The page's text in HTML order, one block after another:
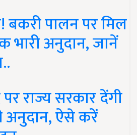
पालन पर मिल
भारी अनुदान, जानें
राज्य सरकार देंगी
अनुदान, ऐसे करें